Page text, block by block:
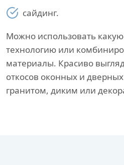
сайдинг.
Можно использовать
технологию или
материалы. Красиво
откосов оконных и
гранитом, диким или